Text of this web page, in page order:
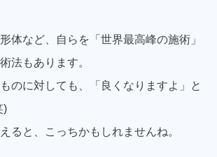
体など、自らを「世界最高峰の施術」
法もあります。
のに対しても、「良くなりますよ」と
)
ると、こっちかもしれませんね。